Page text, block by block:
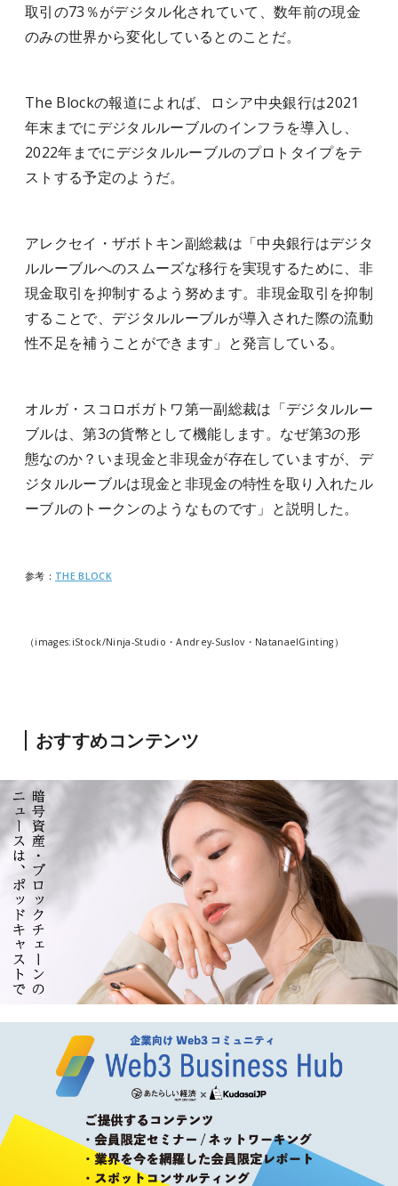
取引の73％がデジタル化されていて、数年前の現金
のみの世界から変化しているとのことだ。
The Blockの報道によれば、ロシア中央銀行は2021
年末までにデジタルルーブルのインフラを導入し、
2022年までにデジタルルーブルのプロトタイプをテ
ストする予定のようだ。
アレクセイ・ザボトキン副総裁は「中央銀行はデジタ
ルルーブルへのスムーズな移行を実現するために、非
現金取引を抑制するよう努めます。非現金取引を抑制
することで、デジタルルーブルが導入された際の流動
性不足を補うことができます」と発言している。
オルガ・スコロボガトワ第一副総裁は「デジタルルー
ブルは、第3の貨幣として機能します。なぜ第3の形
態なのか？いま現金と非現金が存在していますが、デ
ジタルルーブルは現金と非現金の特性を取り入れたル
ーブルのトークンのようなものです」と説明した。
参考： THE BLOCK
（images:iStock/Ninja-Studio・Andrey-Suslov・NatanaelGinting）
おすすめコンテンツ